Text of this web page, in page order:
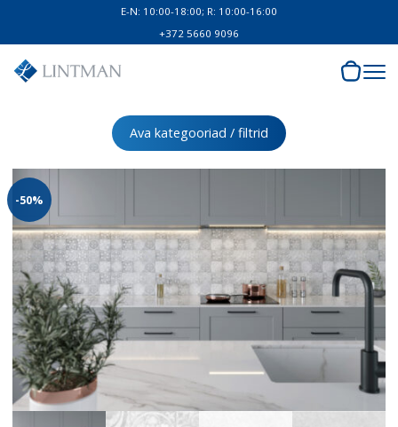
E-N: 10:00-18:00; R: 10:00-16:00
+372 5660 9096
Ava kategooriad / filtrid
-50%